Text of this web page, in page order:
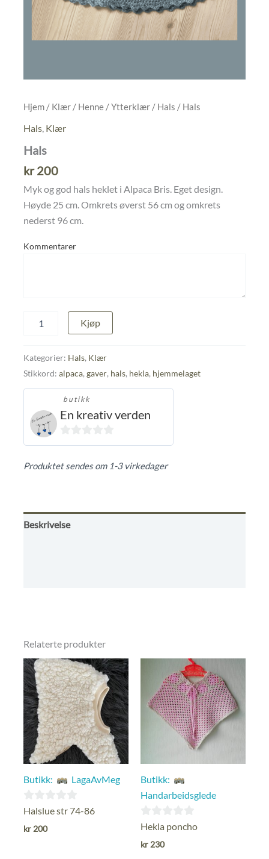
Hjem / Klær / Henne /Ytterklær / Hals / Hals
Hals Klær
Hals
kr200
Myk og god hals heklet i Alpaca Bris. Eget design.
Høyde 25 cm. Omkrets øverst 56 cm og omkrets
nederst 96 cm.
Kommentarer
antall
Kjøp
Kategorier: Hals, Klær
Stikkord: alpaca, gaver, hals, hekla, hjemmelaget
butikk
En kreativ verden
0
Produktet sendes om 1-3 virkedager
Beskrivelse
Relaterte produkter
Butikk: LagaAvMeg
0
ut
Halslue str 74-86
kr 200
Butikk:
Handarbeidsglede
0
ut
Hekla poncho
kr 230